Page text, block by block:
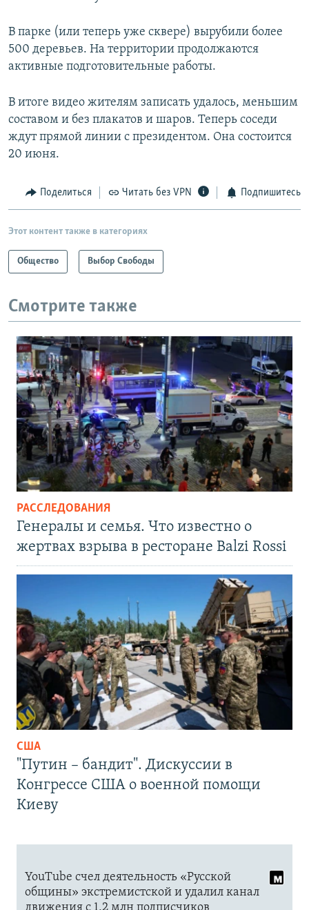
В парке (или теперь уже сквере) вырубили более
500 деревьев. На территории продолжаются
активные подготовительные работы.
В итоге видео жителям записать удалось, меньшим
составом и без плакатов и шаров. Теперь соседи
ждут прямой линии с президентом. Она состоится
20 июня.
Поделиться Читать без VPN Подпишитесь
Этот контент также в категориях
Общество Выбор Свободы
Смотрите также
РАССЛЕДОВАНИЯ
Генералы и семья. Что известно о
жертвах взрыва в ресторане Balzi Rossi
США
"Путин – бандит". Дискуссии в
Конгрессе США о военной помощи
Киеву